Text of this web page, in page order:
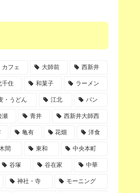
カフェ 大師前 西新井
千住 和菓子 ラーメン
・うどん 江北 パン
瀬 青井 西新井大師西
亀有 花畑 洋食
間 東和 中央本町
谷塚 谷在家 中華
神社・寺 モーニング